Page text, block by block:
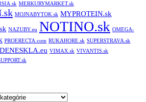
MERKURYMARKET.sk
MOJNABYTOK.sk MYPROTEIN.sk
NAZUBY.eu NOTINO.sk OMEGA-
PROERECTA.com RUKAHORE.sk SUPERSTRAVA.sk
VIMAX.sk VIVANTIS.sk